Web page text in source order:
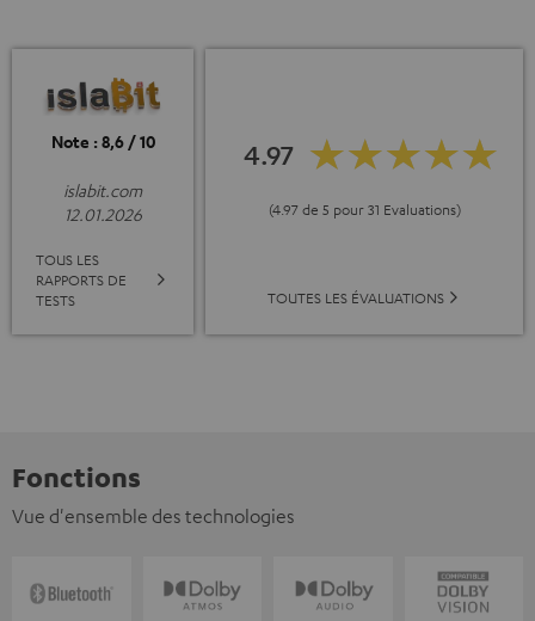
Note : 8,6 / 10
islabit.com
12.01.2026
TOUS LES
RAPPORTS DE
TESTS
4.97
(4.97 de 5 pour 31 Evaluations)
TOUTES LES ÉVALUATIONS
Fonctions
Vue d'ensemble des technologies